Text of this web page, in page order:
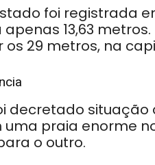
foi registrada
13,63
29 metros, na
decretado
praia enorme
o outro.